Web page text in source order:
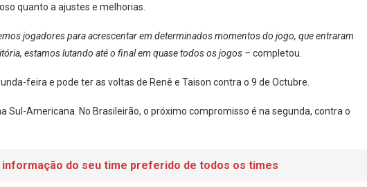
quanto a ajustes e melhorias.
jogadores para acrescentar em determinados momentos do jogo, que entraram
estamos lutando até o final em quase todos os jogos – completou.
feira e pode ter as voltas de Renê e Taison contra o 9 de Octubre.
Sul-Americana. No Brasileirão, o próximo compromisso é na segunda, contra o
informação do seu time preferido de todos os times